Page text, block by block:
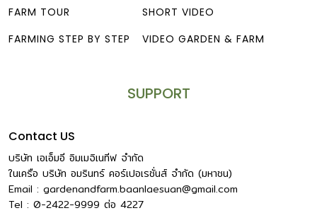
FARM TOUR
FARMING STEP BY STEP
SHORT VIDEO
VIDEO GARDEN & FARM
SUPPORT
Contact US
บริษัท เอเอ็มอี อิมเมจิเนทีฟ จำกัด
ในเครือ บริษัท อมรินทร์ คอร์เปอเรชั่นส์ จำกัด (มหาชน)
Email : gardenandfarm.baanlaesuan@gmail.com
Tel : 0-2422-9999 ต่อ 4227